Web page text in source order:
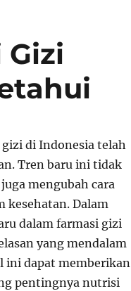
di Indonesia telah
Tren baru ini tidak
mengubah cara
kesehatan. Dalam
dalam farmasi gizi
yang mendalam
ini dapat memberikan
pentingnya nutrisi